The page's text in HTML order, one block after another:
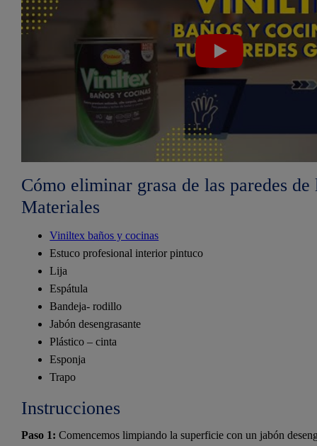
Cómo eliminar grasa de las paredes
Materiales
Viniltex baños y cocinas
Estuco profesional interior pintuco
Lija
Espátula
Bandeja- rodillo
Jabón desengrasante
Plástico – cinta
Esponja
Trapo
Instrucciones
Paso 1: Comencemos limpiando la superficie con un jabón